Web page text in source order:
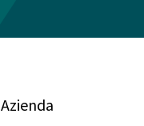
Azienda